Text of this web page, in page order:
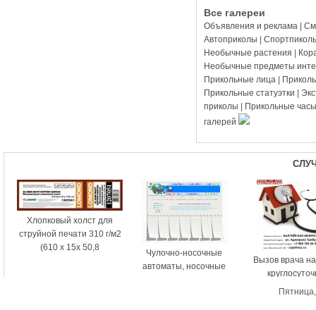
Все галереи
Объявления и реклама
Автоприколы
Необычные растения
Необычные предметы
Прикольные лица
Прикольные статуэтки
приколы
Прикольные часы
галерей
Хлопковый холст для
струйной печати 310 г/м2
(610 x 15x 50,8
Чулочно-носочные
автоматы, носочные
Вызов врача